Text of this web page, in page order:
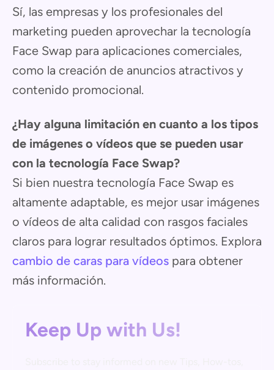
Sí, las empresas y los profesionales del
marketing pueden aprovechar la tecnología
Face Swap para aplicaciones comerciales,
como la creación de anuncios atractivos y
contenido promocional.
¿Hay alguna limitación en cuanto a los tipos
de imágenes o vídeos que se pueden usar
con la tecnología Face Swap?
Si bien nuestra tecnología Face Swap es
altamente adaptable, es mejor usar imágenes
o vídeos de alta calidad con rasgos faciales
claros para lograr resultados óptimos. Explora
cambio de caras para vídeos para obtener
más información.
Keep Up with Us!